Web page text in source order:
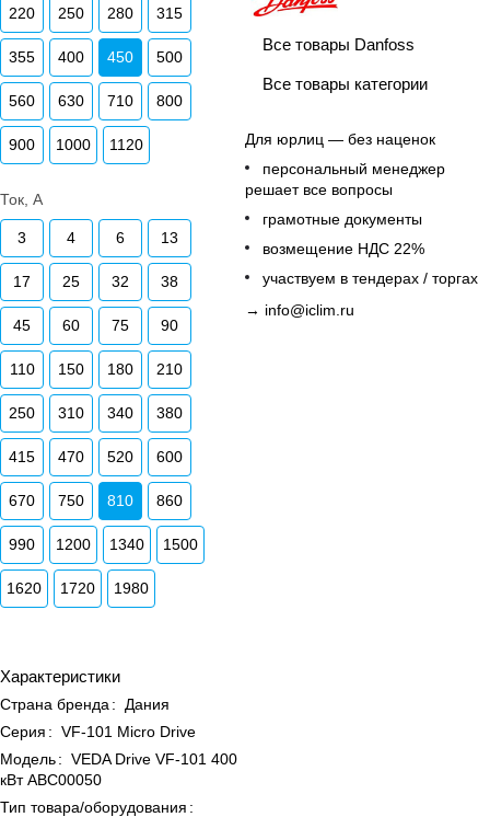
220 250 280 315
355 400 450 500
560 630 710 800
900 1000 1120
Ток, А
3 4 6 13
17 25 32 38
45 60 75 90
110 150 180 210
250 310 340 380
415 470 520 600
670 750 810 860
990 1200 1340 1500
1620 1720 1980
Характеристики
Страна бренда :
Дания
Серия : VF-101 Micro Drive
Модель: VEDA Drive VF-101 400
кВт ABC00050
Тип товара/оборудования :
Все товары Danfoss
Все товары категории
Для юрлиц — без наценок
персональный менеджер
решает все вопросы
грамотные документы
возмещение НДС 22%
участвуем в тендерах / торгах
→ info@iclim.ru